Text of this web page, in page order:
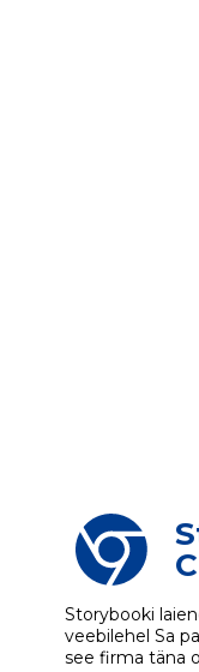
Storybooki
veebilehel Sa
see firma täna